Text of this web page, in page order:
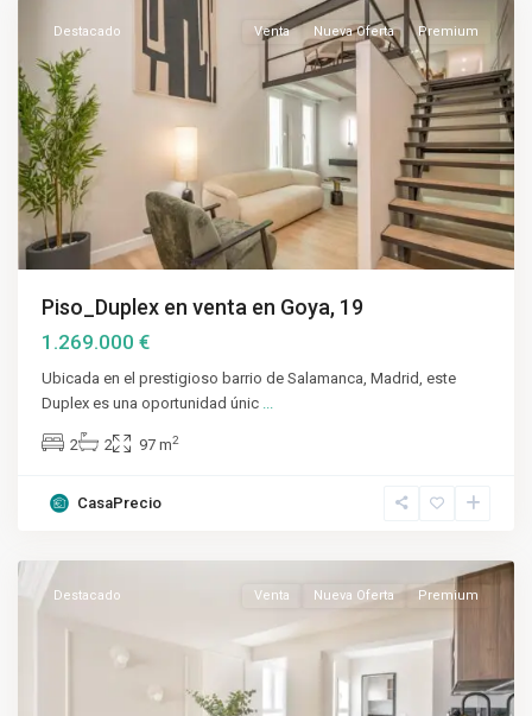
Destacado Venta Nueva Oferta Premium
Piso_Duplex en venta en Goya, 19
1.269.000 €
Ubicada en el prestigioso barrio de Salamanca, Madrid, este
Duplex es una oportunidad únic ...
2 2 97 m2
CasaPrecio
Salamanca,
Destacado Venta Nueva Oferta Premium